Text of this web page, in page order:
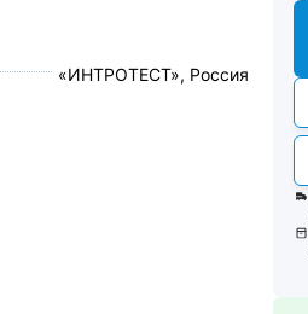
«ИНТРОТЕСТ», Россия